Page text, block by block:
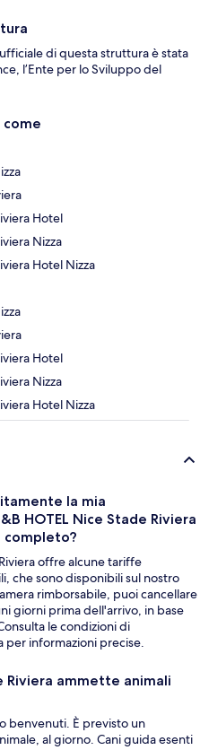
di questa struttura è stata
l’Ente per lo Sviluppo del
Hotel
Nizza
Hotel Nizza
Hotel
Nizza
Hotel Nizza
la mia
HOTEL Nice Stade Riviera
completo?
offre alcune tariffe
che sono disponibili sul nostro
rimborsabile, puoi cancellare
giorni prima dell'arrivo, in base
le condizioni di
per informazioni precise.
Riviera ammette animali
benvenuti. È previsto un
al giorno. Cani guida esenti